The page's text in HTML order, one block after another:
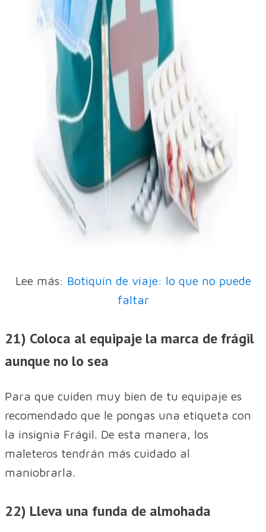
Lee más: Botiquín de viaje: lo que no puede
faltar
21) Coloca al equipaje la marca de frágil
aunque no lo sea
Para que cuiden muy bien de tu equipaje es
recomendado que le pongas una etiqueta con
la insignia Frágil. De esta manera, los
maleteros tendrán más cuidado al
maniobrarla.
22) Lleva una funda de almohada